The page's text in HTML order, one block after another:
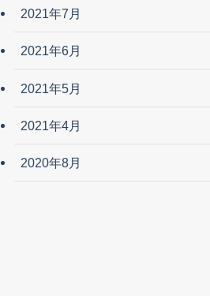
2021年7月
2021年6月
2021年5月
2021年4月
2020年8月